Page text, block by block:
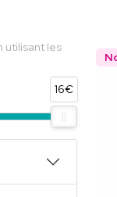
utilisant les
16€